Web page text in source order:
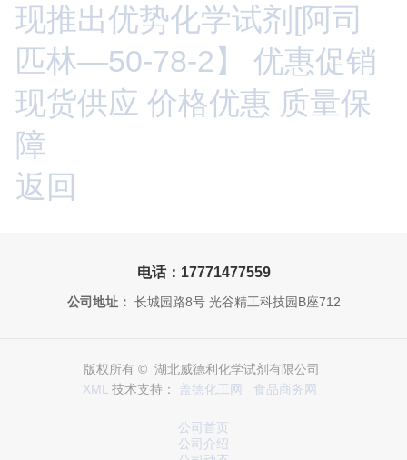
现推出优势化学试剂[阿司
匹林—50-78-2】 优惠促销
现货供应 价格优惠 质量保
障
返回
电话：17771477559
公司地址： 长城园路8号 光谷精工科技园B座712
版权所有 © 湖北威德利化学试剂有限公司
XML 技术支持： 盖德化工网 食品商务网
公司首页
公司介绍